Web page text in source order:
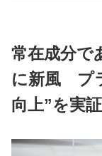
常在成分で
に新風 プ
向上”を実証